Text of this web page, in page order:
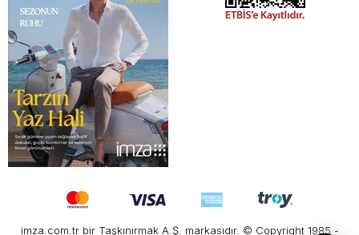
imza.com.tr bir Taşkınırmak A.Ş. markasıdır. © Copyright 1985 -